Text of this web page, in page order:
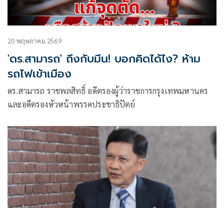
20 พฤษภาคม 2569
'ดร.สามารถ' ถึงกับมึน! บอกคิดได้ไง? ห้าม
รถไฟเข้าเมือง
ดร.สามารถ ราชพลสิทธิ์ อดีตรองผู้ว่าราชการกรุงเทพมหานคร
และอดีตรองหัวหน้าพรรคประชาธิปัตย์